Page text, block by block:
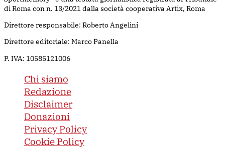
di Roma con n. 13/2021 dalla società cooperativa Artix, Roma
Direttore responsabile: Roberto Angelini
Direttore editoriale: Marco Panella
P. IVA: 10585121006
Chi siamo
Redazione
Disclaimer
Donazioni
Privacy Policy
Cookie Policy